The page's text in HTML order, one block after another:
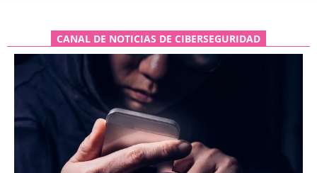
CANAL DE NOTICIAS DE CIBERSEGURIDAD